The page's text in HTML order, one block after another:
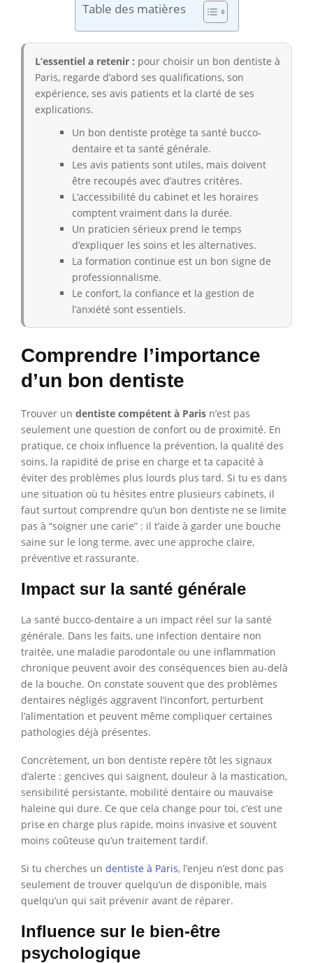
Table des matières
L’essentiel a retenir : pour choisir un bon dentiste à
Paris, regarde d’abord ses qualifications, son
expérience, ses avis patients et la clarté de ses
explications.
Un bon dentiste protège ta santé bucco-
dentaire et ta santé générale.
Les avis patients sont utiles, mais doivent
être recoupés avec d’autres critères.
L’accessibilité du cabinet et les horaires
comptent vraiment dans la durée.
Un praticien sérieux prend le temps
d’expliquer les soins et les alternatives.
La formation continue est un bon signe de
professionnalisme.
Le confort, la confiance et la gestion de
l’anxiété sont essentiels.
Comprendre l’importance
d’un bon dentiste
Trouver un dentiste compétent à Paris n’est pas
seulement une question de confort ou de proximité. En
pratique, ce choix influence la prévention, la qualité des
soins, la rapidité de prise en charge et ta capacité à
éviter des problèmes plus lourds plus tard. Si tu es dans
une situation où tu hésites entre plusieurs cabinets, il
faut surtout comprendre qu’un bon dentiste ne se limite
pas à “soigner une carie” : il t’aide à garder une bouche
saine sur le long terme, avec une approche claire,
préventive et rassurante.
Impact sur la santé générale
La santé bucco-dentaire a un impact réel sur la santé
générale. Dans les faits, une infection dentaire non
traitée, une maladie parodontale ou une inflammation
chronique peuvent avoir des conséquences bien au-delà
de la bouche. On constate souvent que des problèmes
dentaires négligés aggravent l’inconfort, perturbent
l’alimentation et peuvent même compliquer certaines
pathologies déjà présentes.
Concrètement, un bon dentiste repère tôt les signaux
d’alerte : gencives qui saignent, douleur à la mastication,
sensibilité persistante, mobilité dentaire ou mauvaise
haleine qui dure. Ce que cela change pour toi, c’est une
prise en charge plus rapide, moins invasive et souvent
moins coûteuse qu’un traitement tardif.
Si tu cherches un dentiste à Paris, l’enjeu n’est donc pas
seulement de trouver quelqu’un de disponible, mais
quelqu’un qui sait prévenir avant de réparer.
Influence sur le bien-être
psychologique